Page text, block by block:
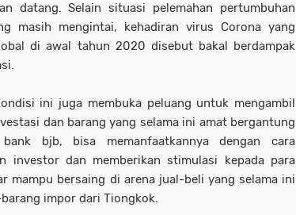
datang. Selain situasi pelemahan pertumbuhan
masih mengintai, kehadiran virus Corona yang
di awal tahun 2020 disebut bakal berdampak
ini juga membuka peluang untuk mengambil
dan barang yang selama ini amat bergantung
bank bjb, bisa memanfaatkannya dengan cara
investor dan memberikan stimulasi kepada para
mampu bersaing di arena jual-beli yang selama ini
impor dari Tiongkok.